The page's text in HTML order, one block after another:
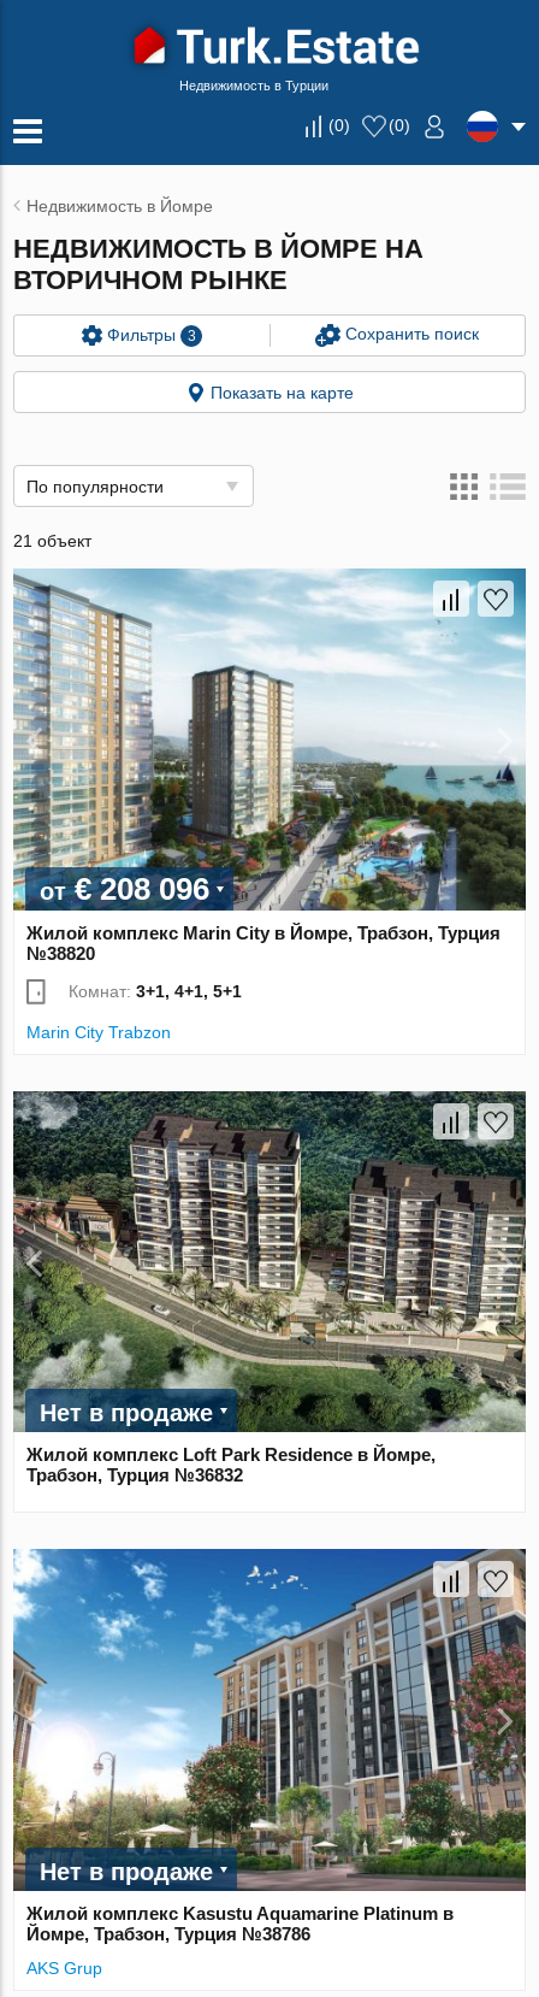
Недвижимость в Турции
(0) (0)
Недвижимость в Йомре
НЕДВИЖИМОСТЬ В ЙОМРЕ НА
ВТОРИЧНОМ РЫНКЕ
Фильтры 3 Сохранить поиск
Показать на карте
По популярности
21 объект
от€ 208 096
Жилой комплекс Marin City в Йомре, Трабзон, Турция
№38820
Комнат:3+1, 4+1, 5+1
Marin City Trabzon
Нет в продаже
Жилой комплекс Loft Park Residence в Йомре,
Трабзон, Турция №36832
Нет в продаже
Жилой комплекс Kasustu Aquamarine Platinum в
Йомре, Трабзон, Турция №38786
AKS Grup